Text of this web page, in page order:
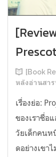
[Book
หลังอ่านสา
เรื่องย่อ:
ของเราชื่อ
วัยเด็กคนห
ดอย่างเขา